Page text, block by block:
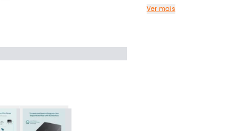
Ver mais